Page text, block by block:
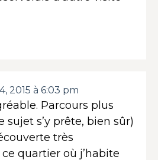
2015 à 6:03 pm
Parcours plus
sujet s’y prête, bien sûr)
très
quartier où j’habite